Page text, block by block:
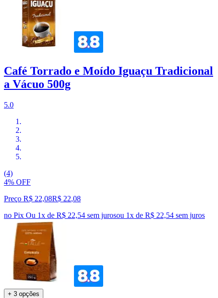
Café Torrado e Moído Iguaçu Tradicional
a Vácuo 500g
5.0
(4)
4% OFF
Preço R$ 22,08R$ 22,08
no Pix Ou 1x de R$ 22,54 sem jurosou 1x de R$ 22,54 sem juros
+ 3 opções